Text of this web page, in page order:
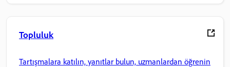
Topluluk
Tartışmalara katılın, yanıtlar bulun, uzmanlardan öğrenin